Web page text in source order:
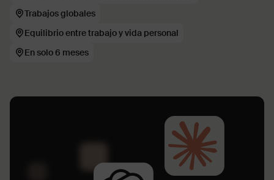
Trabajos globales
Equilibrio entre trabajo y vida personal
En solo 6 meses